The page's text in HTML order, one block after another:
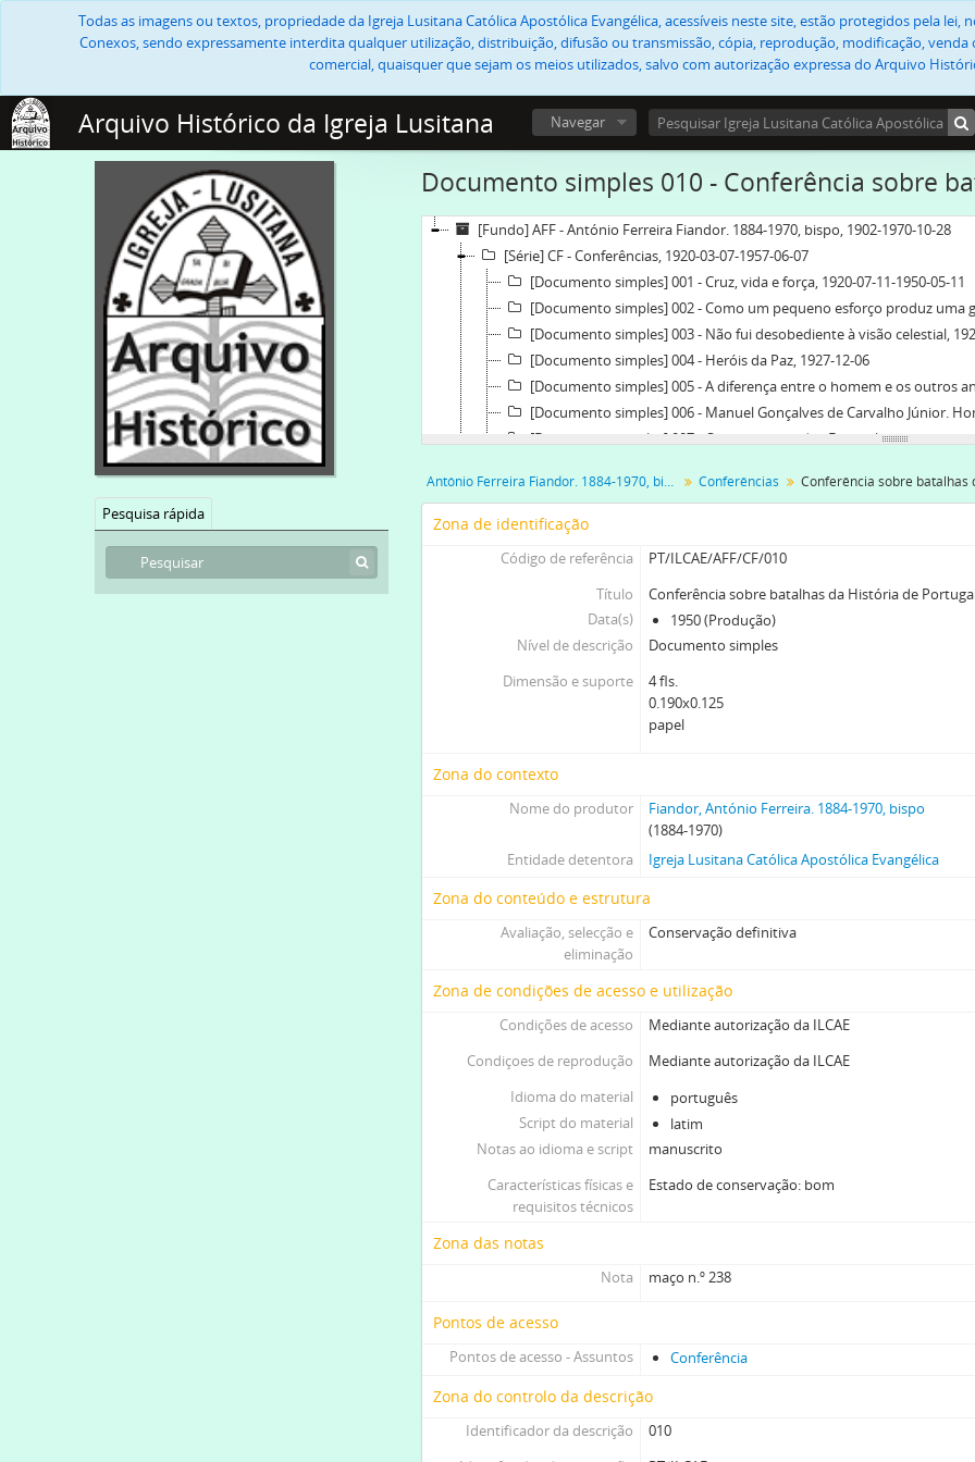
Todas as imagens ou textos, propriedade da Igreja Lusitana Católica Apostólica Evangélica, acessíveis neste site, estão protegidos pela
Conexos, sendo expressamente interdita qualquer utilização, distribuição, difusão ou transmissão, cópia, reprodução, modificação,
comercial, quaisquer que sejam os meios utilizados, salvo com autorização expressa do Arquivo
Arquivo Histórico da Igreja Lusitana Navegar
Pesquisa rápida
Documento simples 010 - Conferência sobre
[Fundo] AFF - António Ferreira Fiandor. 1884-1970, bispo, 1902-1970-10-28
[Série] CF - Conferências, 1920-03-07-1957-06-07
[Documento simples] 001 - Cruz, vida e força, 1920-07-11-1950-05-11
[Documento simples] 002 - Como um pequeno esforço produz uma
[Documento simples] 003 - Não fui desobediente à visão celestial,
[Documento simples] 004 - Heróis da Paz, 1927-12-06
[Documento simples] 005 - A diferença entre o homem e os outros
[Documento simples] 006 - Manuel Gonçalves de Carvalho Júnior.
[Documento simples] 007 - O cristianismo dos Evangelhos como
[Documento simples] 009 - Conferência em homenagem à memória
[Documento simples] 010 - Conferência sobre batalhas da História de
[Documento simples] 012 - Conferência inaugural das obras nos
[Documento simples] 013 - Conferência do jubileu da inauguração do
[Série] SM - Sermões, 1902-1958
[Série] VP - Documentos de visitas pastorais, 1929-07-27-1949-04-15
[Série] CT - Livros do Curso Teológico, [1904-1905]
[Série] AB - Apontamentos bíblicos, 1903-1962
[Série] DP - Documentos pessoais, 1929-01-14-1970-09-01
[Série] CRAF - Documentos da comissão de receção a D. António Ferreira
[Série] DIOS - [Documentos de instituição, ordenação e sagração de
António Ferreira Fiandor. 1884-1970, bispo Conferências
Zona de identificação
Código de referência
PT/ILCAE/AFF/CF/010
Título
Conferência sobre batalhas da História de
Data(s)
1950 (Produção)
Nível de descrição
Documento simples
Dimensão e suporte
4 fls.
0.190x0.125
papel
Zona do contexto
Nome do produtor
Fiandor, António Ferreira. 1884-1970, bispo
(1884-1970)
Entidade detentora
Igreja Lusitana Católica Apostólica Evangélica
Zona do conteúdo e estrutura
Avaliação, selecção e
eliminação
Conservação definitiva
Zona de condições de acesso e utilização
Condições de acesso
Mediante autorização da ILCAE
Condiçoes de reprodução
Mediante autorização da ILCAE
Idioma do material
português
Script do material
latim
Notas ao idioma e script
manuscrito
Características físicas e
requisitos técnicos
Estado de conservação: bom
Zona das notas
Nota maço n.º 238
Pontos de acesso
Pontos de acesso - Assuntos Conferência
Zona do controlo da descrição
Identificador da descrição
010